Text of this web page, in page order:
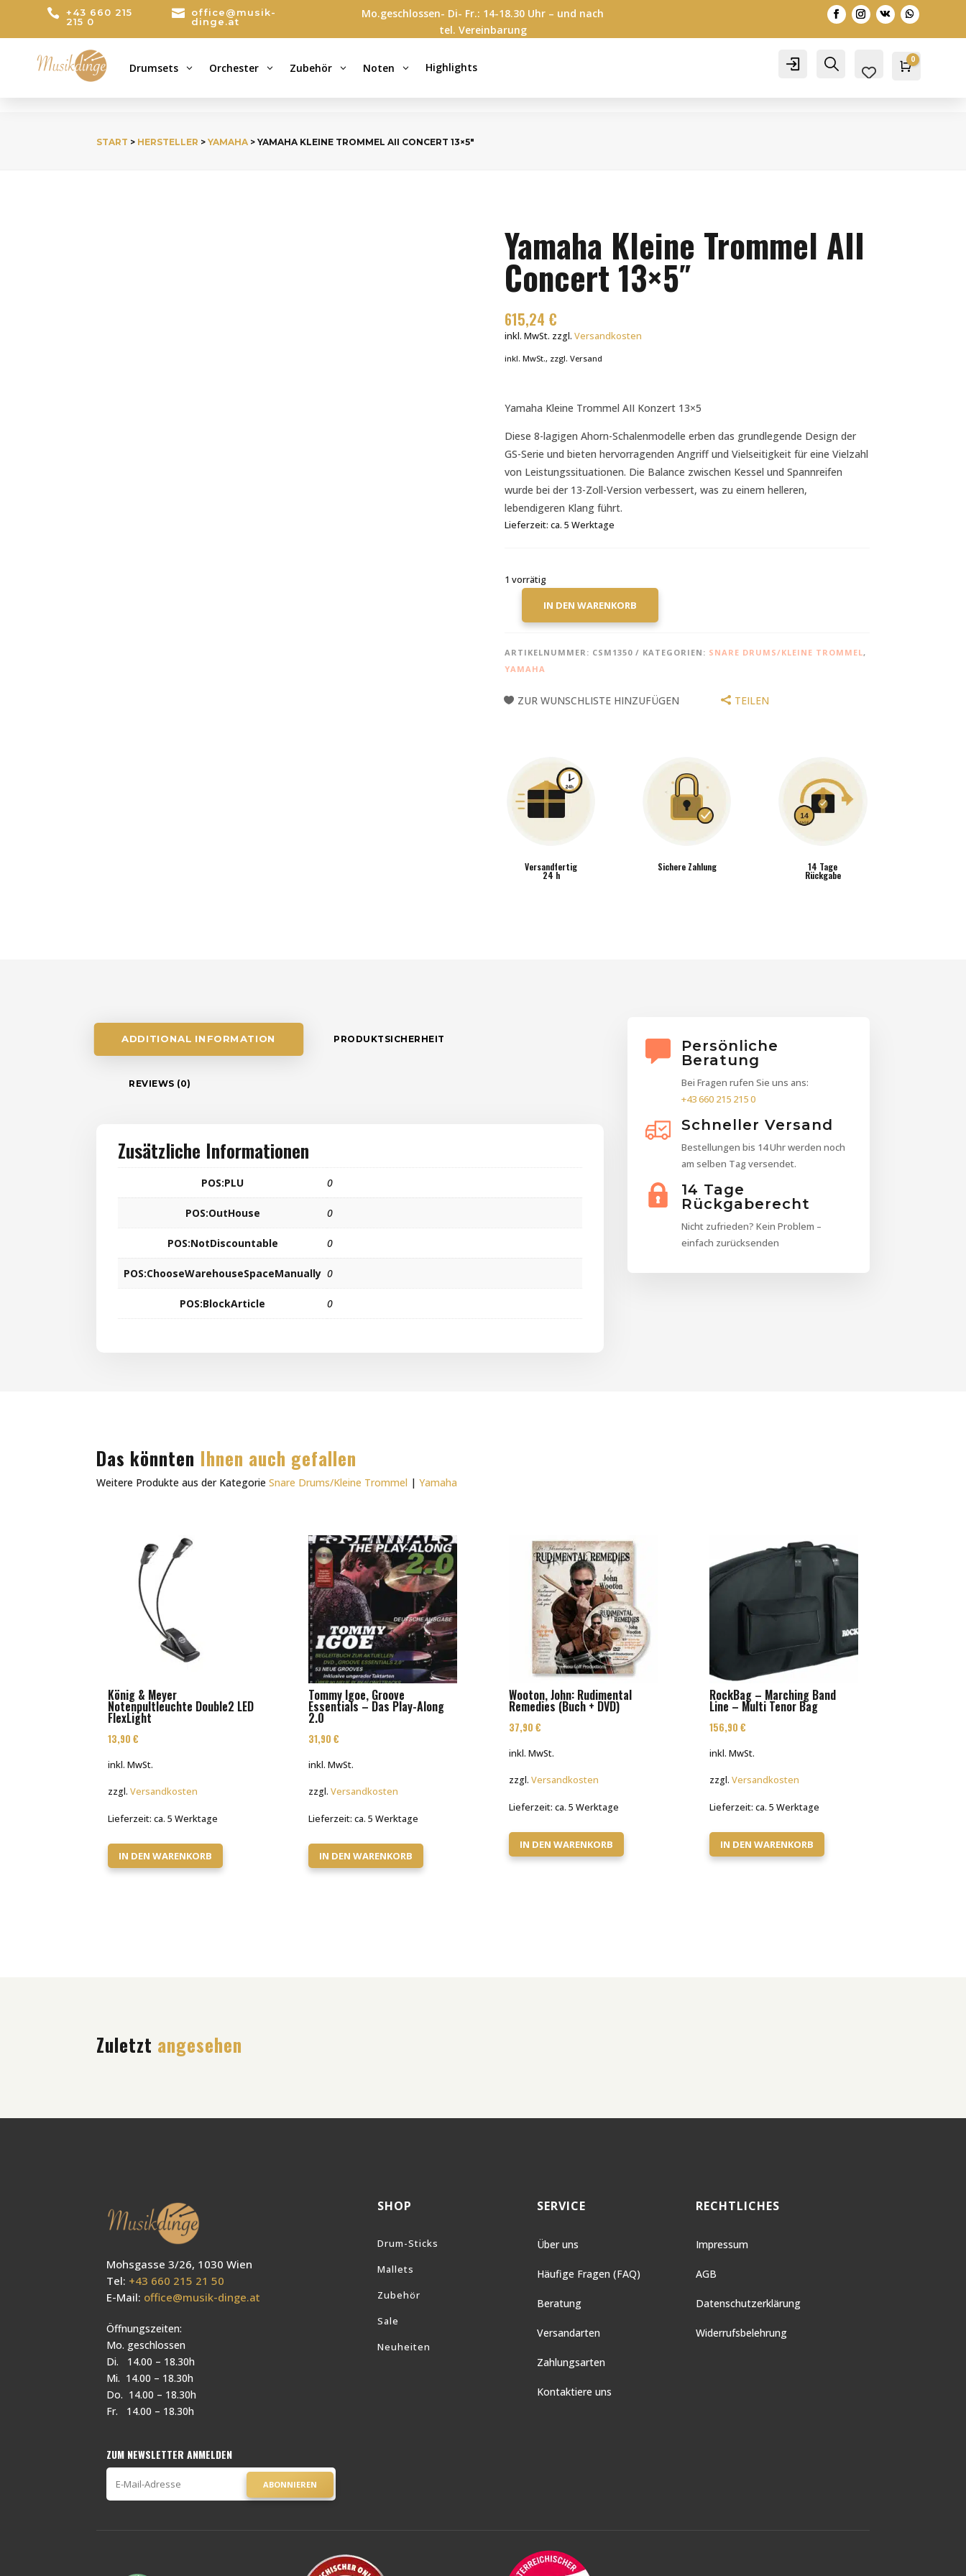
 +43 660 215
215 0

office@musik-
dinge.at
Mo.geschlossen- Di- Fr.: 14-18.30 Uhr – und nach
tel. Vereinbarung
Drumsets 3 Orchester 3 Zubehör 3 Noten 3 Highlights Account Search 0
START > HERSTELLER >YAMAHA > YAMAHA KLEINE TROMMEL AII CONCERT 13×5″
Yamaha Kleine Trommel AII
Concert 13×5″
615,24 €
inkl. MwSt. zzgl. Versandkosten
inkl. MwSt., zzgl. Versand
Yamaha Kleine Trommel AII Konzert 13×5
Diese 8-lagigen Ahorn-Schalenmodelle erben das grundlegende Design der
GS-Serie und bieten hervorragenden Angriff und Vielseitigkeit für eine Vielzahl
von Leistungssituationen. Die Balance zwischen Kessel und Spannreifen
wurde bei der 13-Zoll-Version verbessert, was zu einem helleren,
lebendigeren Klang führt.
Lieferzeit: ca. 5 Werktage
1 vorrätig
KLEINE
13X5"
IN DEN WARENKORB
ARTIKELNUMMER: CSM1350 KATEGORIEN: SNARE DRUMS/KLEINE TROMMEL,
YAMAHA
ZUR WUNSCHLISTE HINZUFÜGEN TEILEN
Versandfertig
24 h
Sichere Zahlung 14 Tage
Rückgabe
ADDITIONAL INFORMATION PRODUKTSICHERHEIT
REVIEWS (0)
Zusätzliche Informationen
POS:PLU 0
POS:OutHouse 0
POS:NotDiscountable 0
POS:ChooseWarehouseSpaceManually 0
POS:BlockArticle 0
Persönliche
Beratung
Bei Fragen rufen Sie uns ans:
+43 660 215 215 0
Schneller Versand
Bestellungen bis 14 Uhr werden noch
am selben Tag versendet.
14 Tage
Rückgaberecht
Nicht zufrieden? Kein Problem –
einfach zurücksenden
Das könnten Ihnen auch gefallen
Weitere Produkte aus der KategorieSnare Drums/Kleine Trommel |Yamaha
König & Meyer
Notenpultleuchte Double2 LED
FlexLight
13,90€
inkl. MwSt.
zzgl.Versandkosten
Lieferzeit:ca. 5 Werktage
IN DEN WARENKORB
Tommy Igoe, Groove
Essentials – Das Play-Along
2.0
31,90€
inkl. MwSt.
zzgl.Versandkosten
Lieferzeit:ca. 5 Werktage
IN DEN WARENKORB
Wooton, John: Rudimental
Remedies (Buch + DVD)
37,90€
inkl. MwSt.
zzgl.Versandkosten
Lieferzeit:ca. 5 Werktage
IN DEN WARENKORB
RockBag – Marching Band
Line – Multi Tenor Bag
156,90€
inkl. MwSt.
zzgl.Versandkosten
Lieferzeit:ca. 5 Werktage
IN DEN WARENKORB
Zuletzt angesehen
Mohsgasse 3/26, 1030 Wien
Tel: +43 660 215 21 50
E-Mail: office@musik-dinge.at
Öffnungszeiten:
Mo. geschlossen
Di. 14.00 – 18.30h
Mi. 14.00 – 18.30h
Do. 14.00 – 18.30h
Fr. 14.00 – 18.30h
ZUM NEWSLETTER ANMELDEN
ABONNIEREN
SHOP
Drum-Sticks
Mallets
Zubehör
Sale
Neuheiten
SERVICE
Über uns
Häufige Fragen (FAQ)
Beratung
Versandarten
Zahlungsarten
Kontaktiere uns
RECHTLICHES
Impressum
AGB
Datenschutzerklärung
Widerrufsbelehrung